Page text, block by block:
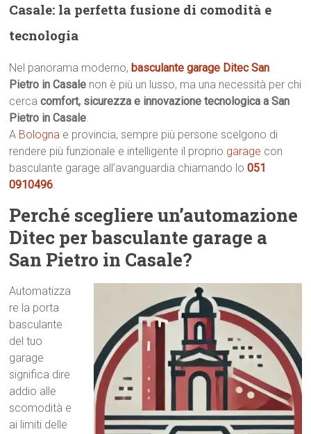
Casale: la perfetta fusione di comodità e
tecnologia
Nel panorama moderno,basculante garage Ditec San
Pietro in Casale non è più un lusso, ma una necessità per chi
cercacomfort, sicurezza e innovazione tecnologica a San
Pietro in Casale.
A Bologna e provincia, sempre più persone scelgono di
rendere più funzionale e intelligente il proprio garage con
basculante garage all’avanguardia chiamando lo051
0910496.
Perché scegliere un’automazione
Ditec per basculante garage a
San Pietro in Casale?
Automatizza
re la porta
basculante
del tuo
garage
significa dire
addio alle
scomodità e
ai limiti delle